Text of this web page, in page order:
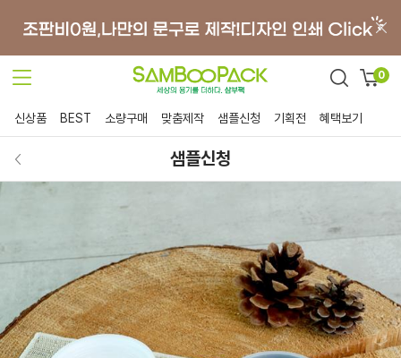
0
신상품 BEST 소량구매 맞춤제작 샘플신청 기획전 혜택보기
샘플신청